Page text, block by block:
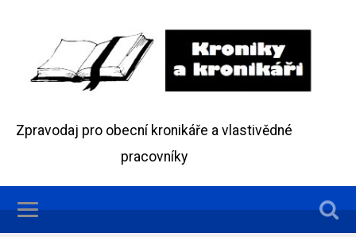
Zpravodaj pro obecní kronikáře a vlastivědné
pracovníky